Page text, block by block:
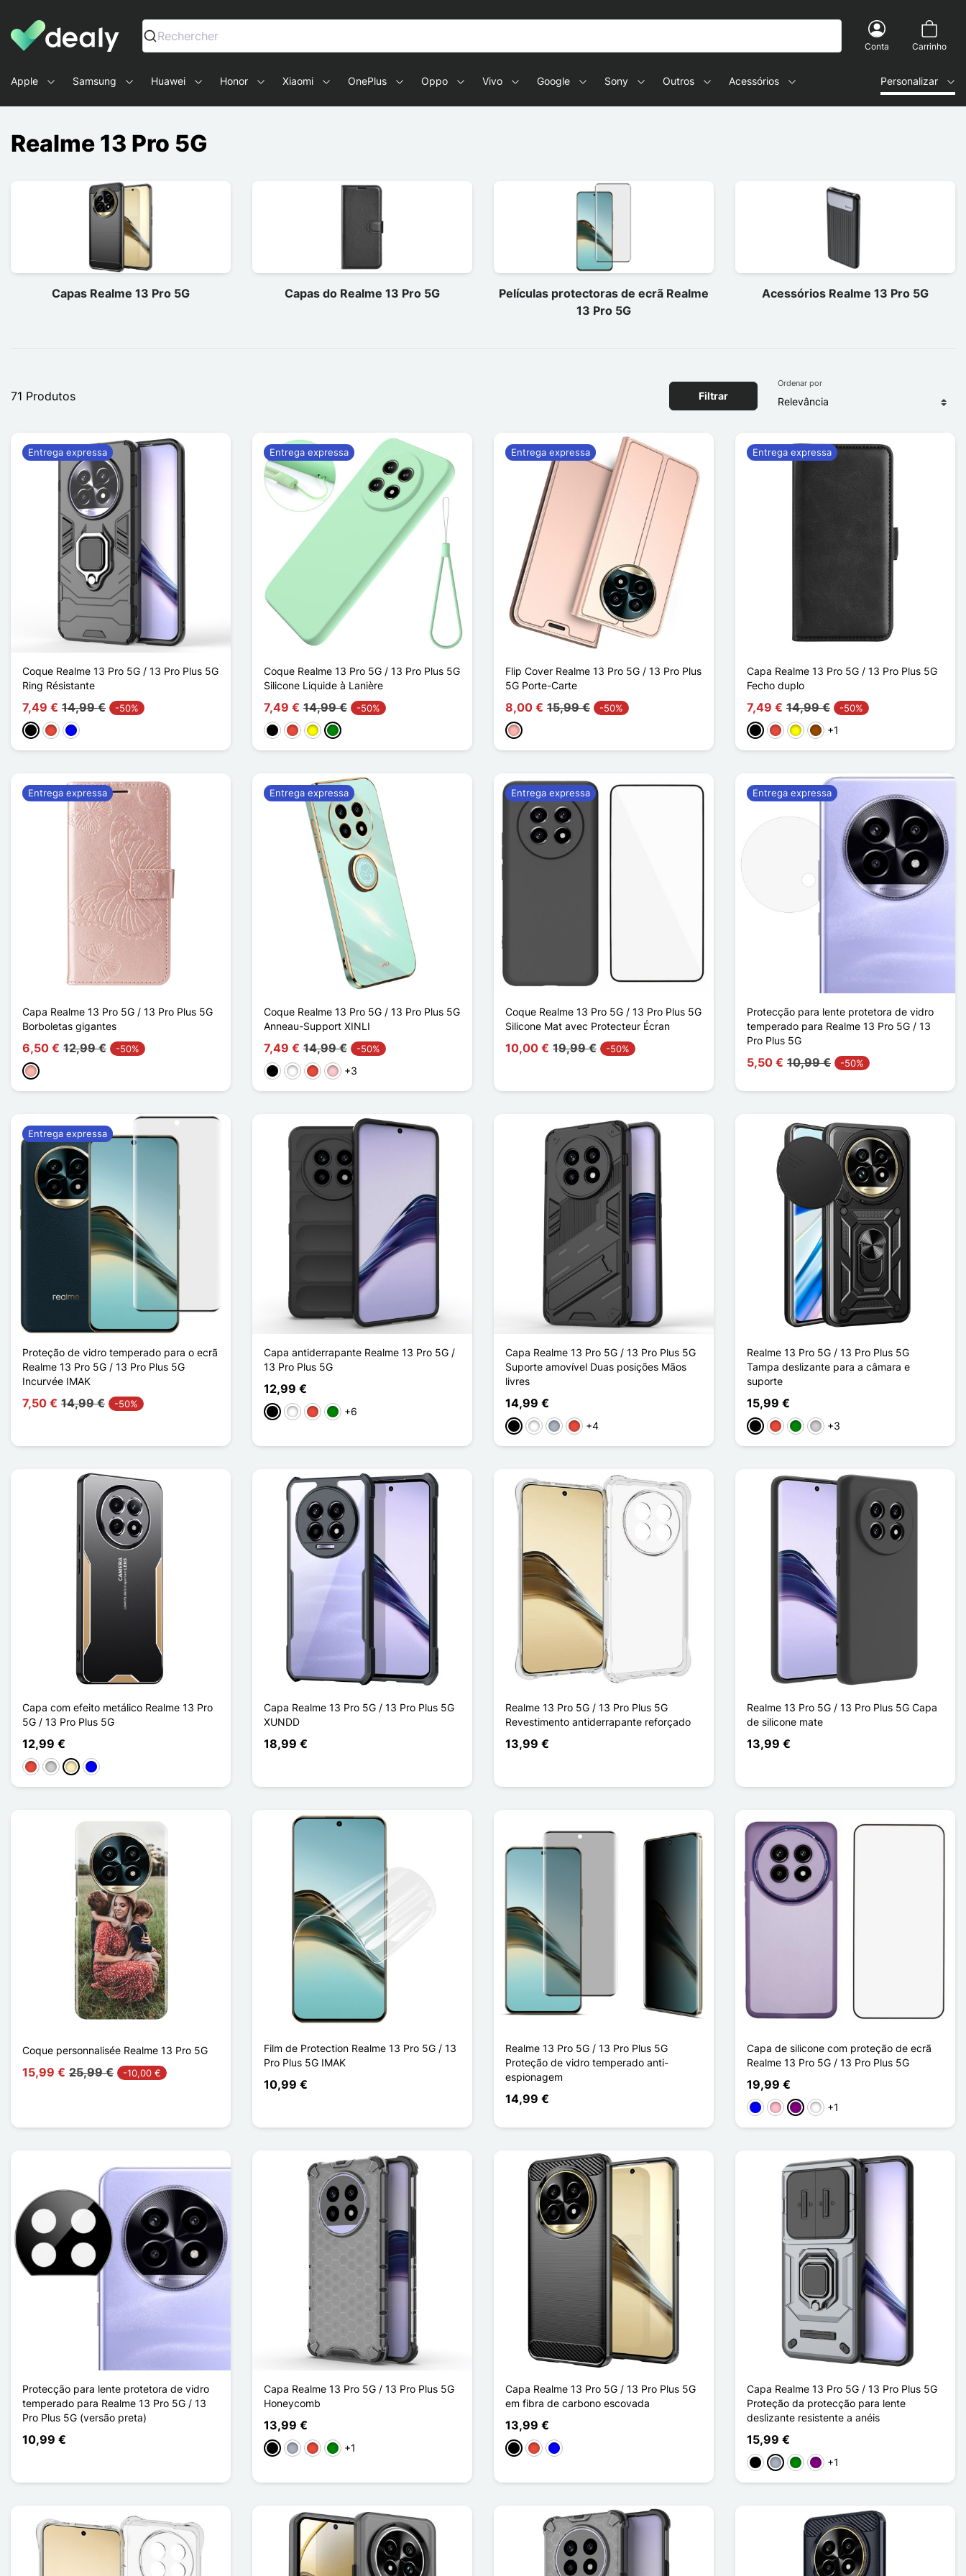
Dealy - Capas e acessórios para smartphones e tablets
Rechercher
Conta Carrinho
Apple Samsung Huawei Honor Xiaomi OnePlus Oppo Vivo Google Sony Outros Acessórios Personalizar
Realme 13 Pro 5G
Capas Realme 13 Pro 5G Capas do Realme 13 Pro 5G
Películas protectoras de ecrã Realme
13 Pro 5G
Acessórios Realme 13 Pro 5G
71 Produtos Filtrar
Ordenar por
Coque Realme 13 Pro 5G / 13 Pro Plus 5G
Ring Résistante
7,49 € 14,99 € -50%
PretoVermelho
Azul
Entrega expressa
Coque Realme 13 Pro 5G / 13 Pro Plus 5G
Silicone Liquide à Lanière
7,49 € 14,99 € -50%
PretoVermelho
Amarelo
Verde
Entrega expressa
Flip Cover Realme 13 Pro 5G / 13 Pro Plus
5G Porte-Carte
8,00 € 15,99 € -50%
Ouro rosa
Entrega expressa
Capa Realme 13 Pro 5G / 13 Pro Plus 5G
Fecho duplo
7,49 € 14,99 € -50%
PretoVermelho
AmareloCastanho
+1
Entrega expressa
Capa Realme 13 Pro 5G / 13 Pro Plus 5G
Borboletas gigantes
6,50 € 12,99 € -50%
Ouro rosa
Entrega expressa
Coque Realme 13 Pro 5G / 13 Pro Plus 5G
Anneau-Support XINLI
7,49 € 14,99 € -50%
PretoBrancoVermelho
Rosa+3
Entrega expressa
Coque Realme 13 Pro 5G / 13 Pro Plus 5G
Silicone Mat avec Protecteur Écran
10,00 € 19,99 € -50%
Entrega expressa
Protecção para lente protetora de vidro
temperado para Realme 13 Pro 5G / 13
Pro Plus 5G
5,50 € 10,99 € -50%
Entrega expressa
Proteção de vidro temperado para o ecrã
Realme 13 Pro 5G / 13 Pro Plus 5G
Incurvée IMAK
7,50 € 14,99 € -50%
Entrega expressa
Capa antiderrapante Realme 13 Pro 5G /
13 Pro Plus 5G
12,99 €
PretoBrancoVermelho
Verde
+6
Capa Realme 13 Pro 5G / 13 Pro Plus 5G
Suporte amovível Duas posições Mãos
livres
14,99 €
PretoBrancoCinzento
Vermelho
+4
Realme 13 Pro 5G / 13 Pro Plus 5G
Tampa deslizante para a câmara e
suporte
15,99 €
PretoVermelho
VerdePrata+3
Capa com efeito metálico Realme 13 Pro
5G / 13 Pro Plus 5G
12,99 €
Vermelho
PrataOuroAzul
Capa Realme 13 Pro 5G / 13 Pro Plus 5G
XUNDD
18,99 €
Realme 13 Pro 5G / 13 Pro Plus 5G
Revestimento antiderrapante reforçado
13,99 €
Realme 13 Pro 5G / 13 Pro Plus 5G Capa
de silicone mate
13,99 €
Coque personnalisée Realme 13 Pro 5G
15,99 € 25,99 € -10,00 €
Film de Protection Realme 13 Pro 5G / 13
Pro Plus 5G IMAK
10,99 €
Realme 13 Pro 5G / 13 Pro Plus 5G
Proteção de vidro temperado anti-
espionagem
14,99 €
Capa de silicone com proteção de ecrã
Realme 13 Pro 5G / 13 Pro Plus 5G
19,99 €
Bleu Transparent
Rose Transparent
Violet Transparent
Blanc Transparent
+1
Protecção para lente protetora de vidro
temperado para Realme 13 Pro 5G / 13
Pro Plus 5G (versão preta)
10,99 €
Capa Realme 13 Pro 5G / 13 Pro Plus 5G
Honeycomb
13,99 €
PretoCinzentoVermelho
Verde
+1
Capa Realme 13 Pro 5G / 13 Pro Plus 5G
em fibra de carbono escovada
13,99 €
PretoVermelho
Azul
Capa Realme 13 Pro 5G / 13 Pro Plus 5G
Proteção da protecção para lente
deslizante resistente a anéis
15,99 €
PretoCinzento
VerdePúrpura
+1